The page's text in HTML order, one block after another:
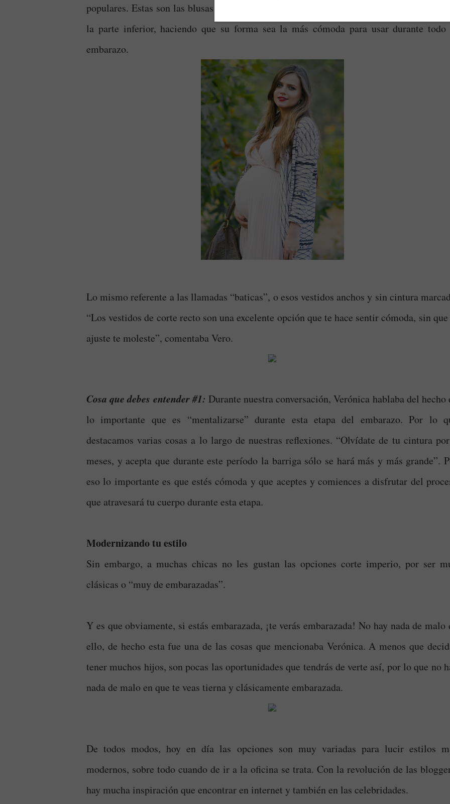
populares. Estas son las blusas o vestidos que ajustan justo debajo del busto, anchando
la parte inferior, haciendo que su forma sea la más cómoda para usar durante
embarazo.
Lo mismo referente a las llamadas “baticas”, o esos vestidos anchos y sin cintura
“Los vestidos de corte recto son una excelente opción que te hace sentir cómoda, sin
ajuste te moleste”, comentaba Vero.
Cosa que debes entender #1: Durante nuestra conversación, Verónica hablaba del hecho
lo importante que es “mentalizarse” durante esta etapa del embarazo. Por lo
destacamos varias cosas a lo largo de nuestras reflexiones. “Olvídate de tu cintura
meses, y acepta que durante este período la barriga sólo se hará más y más grande”.
eso lo importante es que estés cómoda y que aceptes y comiences a disfrutar del
que atravesará tu cuerpo durante esta etapa.
Modernizando tu estilo
Sin embargo, a muchas chicas no les gustan las opciones corte imperio, por ser
clásicas o “muy de embarazadas”.
Y es que obviamente, si estás embarazada, ¡te verás embarazada! No hay nada de malo
ello, de hecho esta fue una de las cosas que mencionaba Verónica. A menos que
tener muchos hijos, son pocas las oportunidades que tendrás de verte así, por lo que no
nada de malo en que te veas tierna y clásicamente embarazada.
De todos modos, hoy en día las opciones son muy variadas para lucir estilos
modernos, sobre todo cuando de ir a la oficina se trata. Con la revolución de las
hay mucha inspiración que encontrar en internet y también en las celebridades.